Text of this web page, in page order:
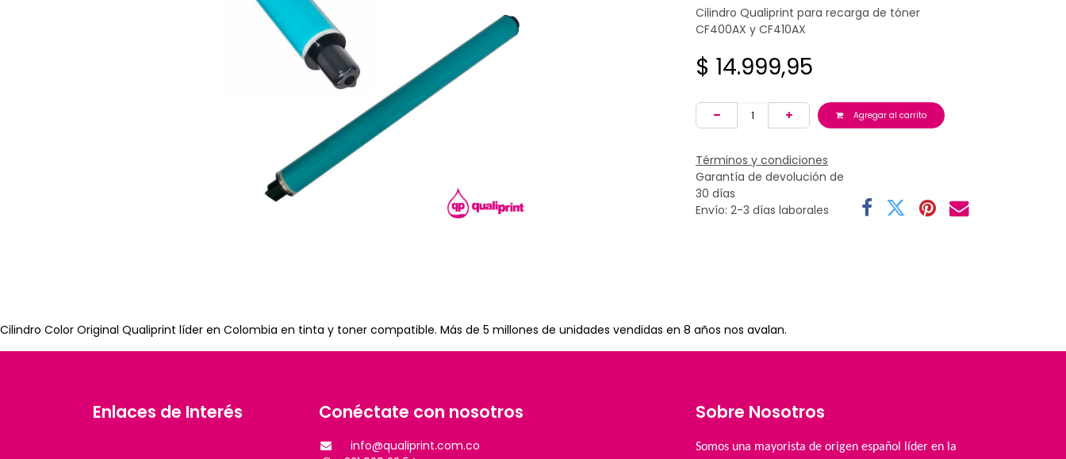
Cilindro Qualiprint para recarga de tóner
CF400AX y CF410AX
$ 14.999,95
Agregar al carrito
Términos y condiciones
Garantía de devolución de
30 días
Envío: 2-3 días laborales
Cilindro Color Original Qualiprint líder en Colombia en tinta y toner compatible. Más de 5 millones de unidades vendidas en 8 años nos avalan.
Enlaces de Interés Conéctate con nosotros
info@qualiprint.com.co
Sobre Nosotros
Somos una mayorista de origen español líder en la